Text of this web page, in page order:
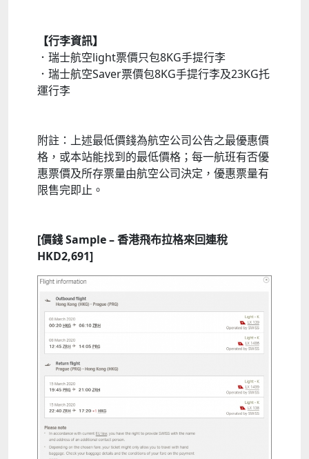
【行李資訊】
．瑞士航空light票價只包8KG手提行李
．瑞士航空Saver票價包8KG手提行李及23KG托
運行李
附註：上述最低價錢為航空公司公告之最優惠價
格，或本站能找到的最低價格；每一航班有否優
惠票價及所存票量由航空公司決定，優惠票量有
限售完即止。
[價錢 Sample – 香港飛布拉格來回連稅
HKD2,691]